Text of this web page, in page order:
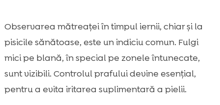
Observarea mătreaței în timpul iernii, chiar și la
pisicile sănătoase, este un indiciu comun. Fulgi
mici pe blană, în special pe zonele întunecate,
sunt vizibili. Controlul prafului devine esențial,
pentru a evita iritarea suplimentară a pielii.